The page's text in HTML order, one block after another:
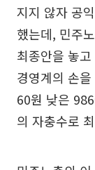
지지 않자 공
했는데, 민주
최종안을 놓
경영계의 손
60원 낮은
의 자충수로